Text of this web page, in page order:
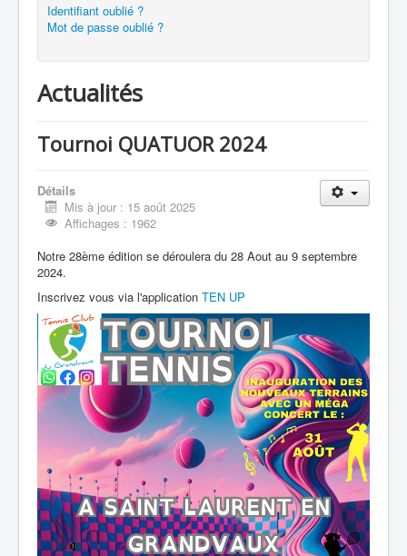
Identifiant oublié ?
Mot de passe oublié ?
Actualités
Tournoi QUATUOR 2024
Détails
Mis à jour : 15 août 2025
Affichages : 1962
Notre 28ème édition se déroulera du 28 Aout au 9 septembre
2024.
Inscrivez vous via l'application TEN UP